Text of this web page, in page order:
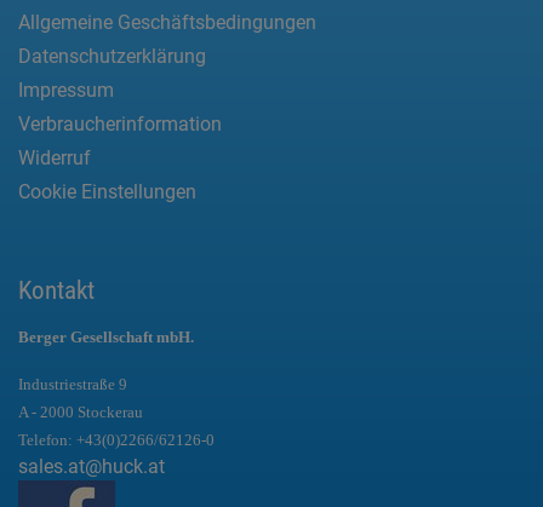
Allgemeine Geschäftsbedingungen
Datenschutzerklärung
Impressum
Verbraucherinformation
Widerruf
Cookie Einstellungen
Kontakt
Berger Gesellschaft mbH.
Industriestraße 9
A - 2000 Stockerau
Telefon: +43(0)2266/62126-0
sales.at@huck.at